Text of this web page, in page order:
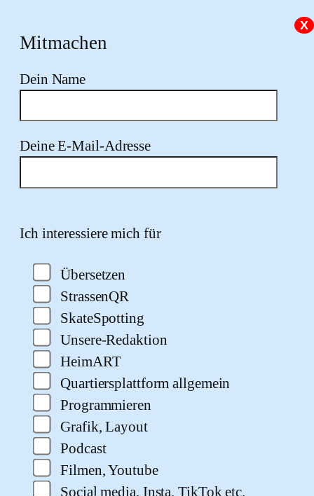
X
Mitmachen
Dein Name
Deine E-Mail-Adresse
Ich interessiere mich für
Übersetzen
StrassenQR
SkateSpotting
Unsere-Redaktion
HeimART
Quartiersplattform allgemein
Programmieren
Grafik, Layout
Podcast
Filmen, Youtube
Social media, Insta, TikTok etc.